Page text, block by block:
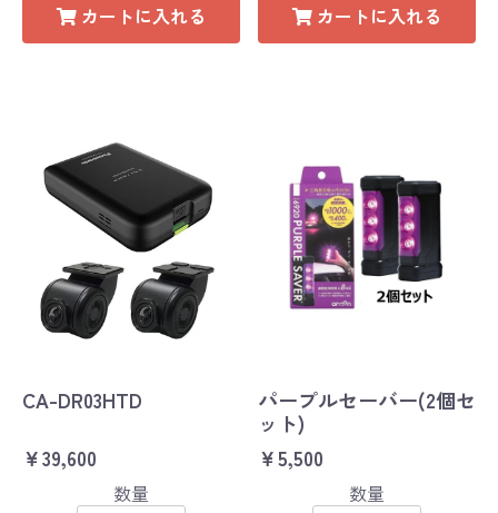
カートに入れる カートに入れる
CA-DR03HTD
￥39,600
数量
パープルセーバー(2個セ
ット)
￥5,500
数量